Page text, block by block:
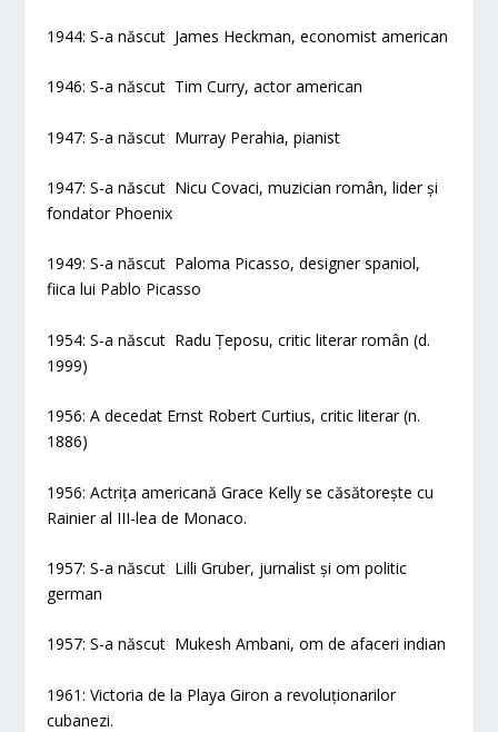
1944: S-a născut James Heckman, economist american
1946: S-a născut Tim Curry, actor american
1947: S-a născut Murray Perahia, pianist
1947: S-a născut Nicu Covaci, muzician român, lider și
fondator Phoenix
1949: S-a născut Paloma Picasso, designer spaniol,
fiica lui Pablo Picasso
1954: S-a născut Radu Țeposu, critic literar român (d.
1999)
1956: A decedat Ernst Robert Curtius, critic literar (n.
1886)
1956: Actrița americană Grace Kelly se căsătorește cu
Rainier al III-lea de Monaco.
1957: S-a născut Lilli Gruber, jurnalist și om politic
german
1957: S-a născut Mukesh Ambani, om de afaceri indian
1961: Victoria de la Playa Giron a revoluționarilor
cubanezi.